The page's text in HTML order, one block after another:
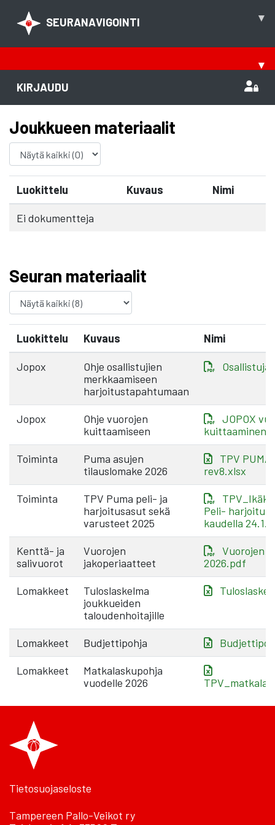
SEURANAVIGOINTI ▾
▾
KIRJAUDU
Joukkueen materiaalit
Luokittelu Kuvaus Nimi
Ei dokumentteja
Seuran materiaalit
Luokittelu Kuvaus Nimi
Jopox
Ohje osallistujien
merkkaamiseen
harjoitustapahtumaan
Jopox
Ohje vuorojen
kuittaamiseen
JOPOX
Toiminta
Puma asujen
tilauslomake 2026
TPV
rev8.xlsx
Toiminta
TPV Puma peli- ja
harjoitusasut sekä
varusteet 2025
Peli-
kaudella
Kenttä- ja
salivuorot
Vuorojen
jakoperiaatteet
Vuorojen
2026.pdf
Lomakkeet
Tuloslaskelma
joukkueiden
taloudenhoitajille
Lomakkeet Budjettipohja
Lomakkeet
Matkalaskupohja
vuodelle 2026
Tietosuojaseloste
Tampereen Pallo-Veikot ry